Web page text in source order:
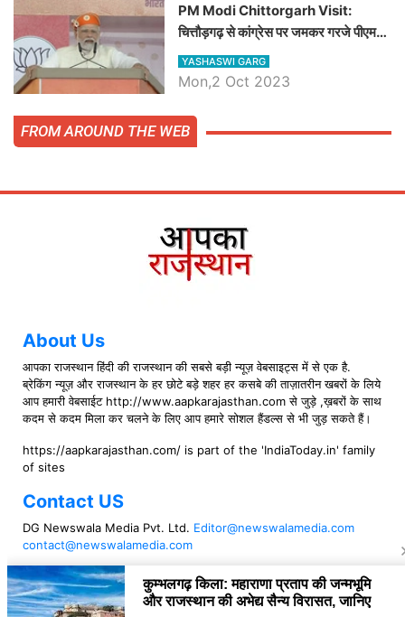
PM Modi Chittorgarh Visit:
चित्तौड़गढ़ से कांग्रेस पर जमकर गरजे पीएम
मोदी, जाने प्रधानमंत्री के भाषण की बड़ी
बातें, देखें वीडियो
YASHASWI GARG
Mon,2 Oct 2023
FROM AROUND THE WEB
About Us
आपका राजस्थान हिंदी की राजस्थान की सबसे बड़ी न्यूज़ वेबसाइट्स में से एक है.
ब्रेकिंग न्यूज़ और राजस्थान के हर छोटे बड़े शहर हर कसबे की ताज़ातरीन खबरों के लिये
आप हमारी वेबसाईट http://www.aapkarajasthan.com से जुड़े ,ख़बरों के साथ
कदम से कदम मिला कर चलने के लिए आप हमारे सोशल हैंडल्स से भी जुड़ सकते हैं।
https://aapkarajasthan.com/ is part of the 'IndiaToday.in' family
of sites
Contact US
DG Newswala Media Pvt. Ltd. Editor@newswalamedia.com
contact@newswalamedia.com
Follow US